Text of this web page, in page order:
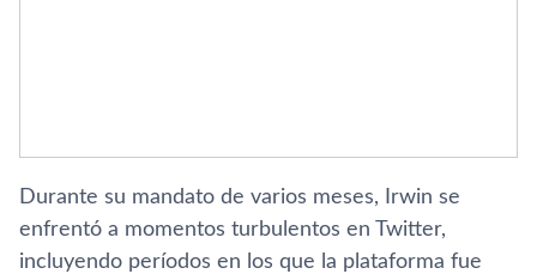
Durante su mandato de varios meses, Irwin se
enfrentó a momentos turbulentos en Twitter,
incluyendo períodos en los que la plataforma fue